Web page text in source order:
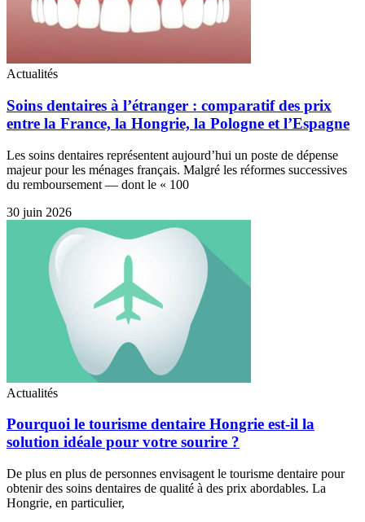
Actualités
Soins dentaires à l’étranger : comparatif des prix
entre la France, la Hongrie, la Pologne et l’Espagne
Les soins dentaires représentent aujourd’hui un poste de dépense
majeur pour les ménages français. Malgré les réformes successives
du remboursement — dont le « 100
30 juin 2026
Actualités
Pourquoi le tourisme dentaire Hongrie est-il la
solution idéale pour votre sourire ?
De plus en plus de personnes envisagent le tourisme dentaire pour
obtenir des soins dentaires de qualité à des prix abordables. La
Hongrie, en particulier,